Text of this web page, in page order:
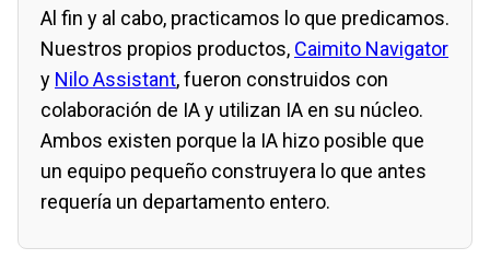
Al fin y al cabo, practicamos lo que predicamos.
Nuestros propios productos, Caimito Navigator
y Nilo Assistant, fueron construidos con
colaboración de IA y utilizan IA en su núcleo.
Ambos existen porque la IA hizo posible que
un equipo pequeño construyera lo que antes
requería un departamento entero.